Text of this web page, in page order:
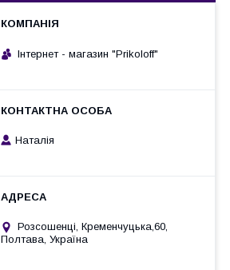
Інтернет - магазин "Prikoloff"
Наталія
Розсошенці, Кременчуцька,60,
Полтава, Україна